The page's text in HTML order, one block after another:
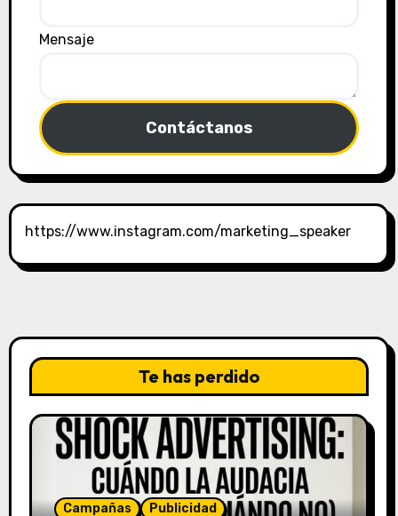
Mensaje
Contáctanos
https://www.instagram.com/marketing_speaker
Te has perdido
Campañas Publicidad